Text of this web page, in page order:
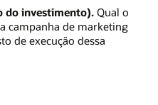
investimento).Qual o
campanha de marketing
de execução dessa